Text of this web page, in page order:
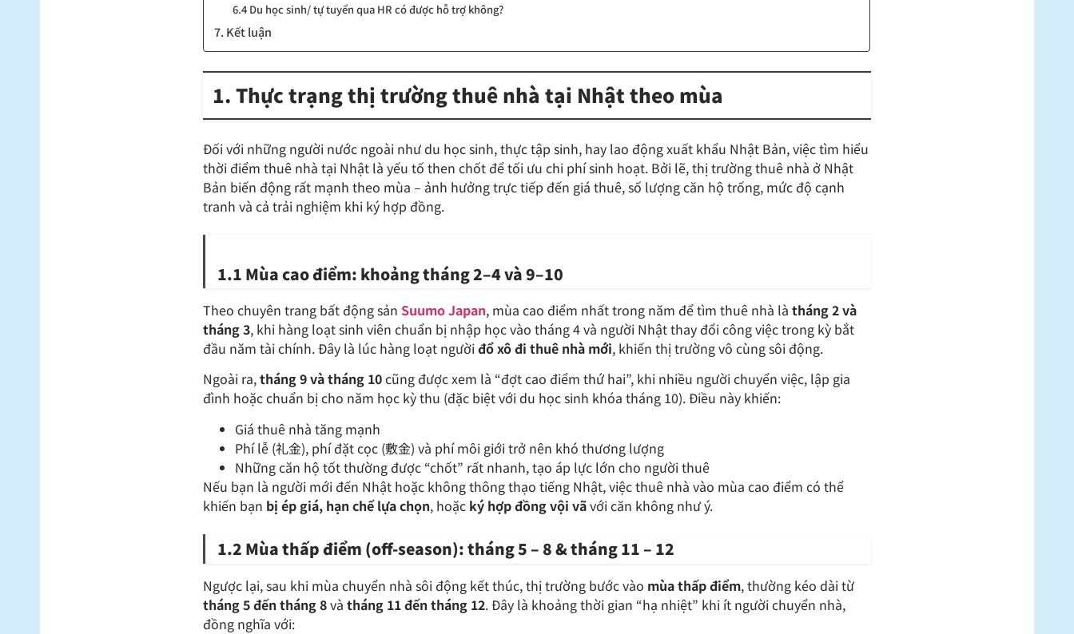
6.4 Du học sinh/ tự tuyển qua HR có được hỗ trợ không?
7. Kết luận
1. Thực trạng thị trường thuê nhà tại Nhật theo mùa
Đối với những người nước ngoài như du học sinh, thực tập sinh, hay lao động xuất khẩu Nhật Bản, việc tìm hiểu
thời điểm thuê nhà tại Nhật là yếu tố then chốt để tối ưu chi phí sinh hoạt. Bởi lẽ, thị trường thuê nhà ở Nhật
Bản biến động rất mạnh theo mùa – ảnh hưởng trực tiếp đến giá thuê, số lượng căn hộ trống, mức độ cạnh
tranh và cả trải nghiệm khi ký hợp đồng.
1.1 Mùa cao điểm: khoảng tháng 2–4 và 9–10
Theo chuyên trang bất động sản Suumo Japan, mùa cao điểm nhất trong năm để tìm thuê nhà làtháng 2 và
tháng 3, khi hàng loạt sinh viên chuẩn bị nhập học vào tháng 4 và người Nhật thay đổi công việc trong kỳ bắt
đầu năm tài chính. Đây là lúc hàng loạt ngườiđổ xô đi thuê nhà mới, khiến thị trường vô cùng sôi động.
Ngoài ra,tháng 9 và tháng 10cũng được xem là “đợt cao điểm thứ hai”, khi nhiều người chuyển việc, lập gia
đình hoặc chuẩn bị cho năm học kỳ thu (đặc biệt với du học sinh khóa tháng 10). Điều này khiến:
Giá thuê nhà tăng mạnh
Phí lễ (礼金), phí đặt cọc (敷金) và phí môi giới trở nên khó thương lượng
Những căn hộ tốt thường được “chốt” rất nhanh, tạo áp lực lớn cho người thuê
Nếu bạn là người mới đến Nhật hoặc không thông thạo tiếng Nhật, việc thuê nhà vào mùa cao điểm có thể
khiến bạn bị ép giá, hạn chế lựa chọn, hoặc ký hợp đồng vội vãvới căn không như ý.
1.2 Mùa thấp điểm (off-season): tháng 5 – 8 & tháng 11 – 12
Ngược lại, sau khi mùa chuyển nhà sôi động kết thúc, thị trường bước vào mùa thấp điểm, thường kéo dài từ
tháng 5 đến tháng 8vàtháng 11 đến tháng 12. Đây là khoảng thời gian “hạ nhiệt” khi ít người chuyển nhà,
đồng nghĩa với: